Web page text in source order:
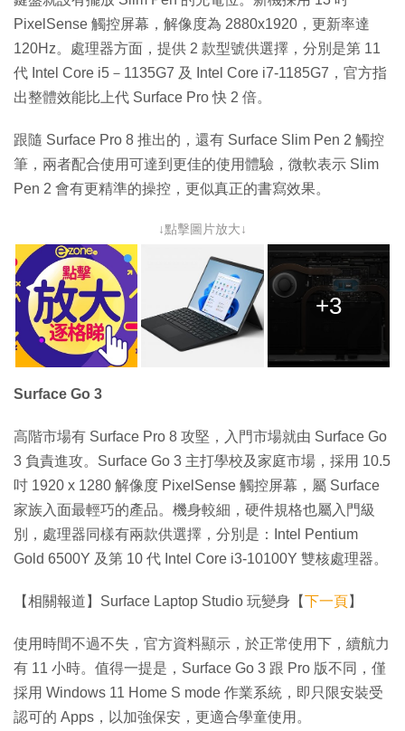
PixelSense 觸控屏幕，解像度為 2880x1920，更新率達
120Hz。處理器方面，提供 2 款型號供選擇，分別是第 11
代 Intel Core i5－1135G7 及 Intel Core i7-1185G7，官方指
出整體效能比上代 Surface Pro 快 2 倍。
跟隨 Surface Pro 8 推出的，還有 Surface Slim Pen 2 觸控
筆，兩者配合使用可達到更佳的使用體驗，微軟表示 Slim
Pen 2 會有更精準的操控，更似真正的書寫效果。
↓點擊圖片放大↓
+3
Surface Go 3
高階市場有 Surface Pro 8 攻堅，入門市場就由 Surface Go
3 負責進攻。Surface Go 3 主打學校及家庭市場，採用 10.5
吋 1920 x 1280 解像度 PixelSense 觸控屏幕，屬 Surface
家族入面最輕巧的產品。機身較細，硬件規格也屬入門級
別，處理器同樣有兩款供選擇，分別是：Intel Pentium
Gold 6500Y 及第 10 代 Intel Core i3-10100Y 雙核處理器。
【相關報道】Surface Laptop Studio 玩變身【下一頁】
使用時間不過不失，官方資料顯示，於正常使用下，續航力
有 11 小時。值得一提是，Surface Go 3 跟 Pro 版不同，僅
採用 Windows 11 Home S mode 作業系統，即只限安裝受
認可的 Apps，以加強保安，更適合學童使用。